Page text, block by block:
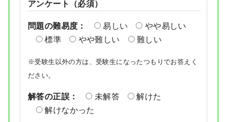
アンケート（必須）
問題の難易度： 易しい
やや易しい
標準
やや難しい 難しい
※受験生以外の方は、受験生になったつもりでお答えく
ださい。
解答の正誤： 未解答
解けた
解けなかった